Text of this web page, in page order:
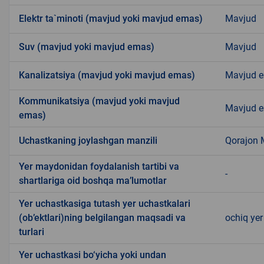
Elektr ta`minoti (mavjud yoki mavjud emas) Mavjud
Suv (mavjud yoki mavjud emas) Mavjud
Kanalizatsiya (mavjud yoki mavjud emas) Mavjud
Kommunikatsiya (mavjud yoki mavjud
emas)
Mavjud
Uchastkaning joylashgan manzili Qorajon
Yer maydonidan foydalanish tartibi va
shartlariga oid boshqa ma’lumotlar
-
Yer uchastkasiga tutash yer uchastkalari
(ob’ektlari)ning belgilangan maqsadi va
turlari
ochiq yer
Yer uchastkasi bo‘yicha yoki undan